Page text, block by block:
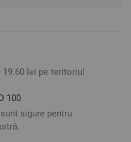
lei pe teritoriul
100
sigure pentru